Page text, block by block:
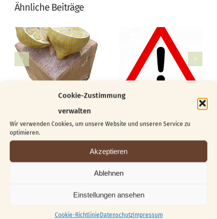
Cookie-Zustimmung
verwalten
Wir verwenden Cookies, um unsere Website und unseren Service zu
optimieren.
Akzeptieren
Ablehnen
Einstellungen ansehen
Cookie-RichtlinieDatenschutzImpressum
Ähnliche Beiträge
Beliebt